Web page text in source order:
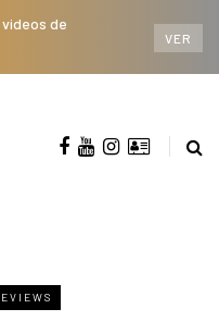
de
VER